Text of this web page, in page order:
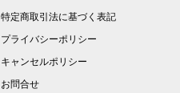
特定商取引法に基づく表記
プライバシーポリシー
キャンセルポリシー
お問合せ